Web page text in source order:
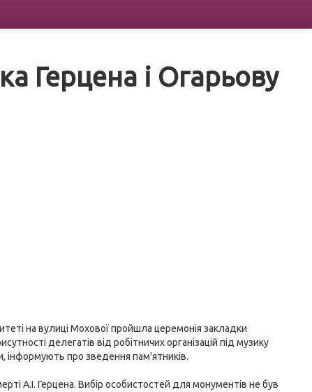
Герцена і Огарьову
на вулиці Мохової пройшла церемонія закладки
делегатів від робітничих організацій під музику
інформують про зведення пам'ятників.
А.І. Герцена. Вибір особистостей для монументів не був